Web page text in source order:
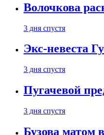
Волочкова
3 дня спустя
Экс-невеста
3 дня спустя
Пугачевой
3 дня спустя
Бузова матом